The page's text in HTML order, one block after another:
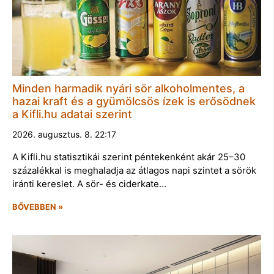
Minden harmadik nyári sör alkoholmentes, a
hazai kraft és a gyümölcsös ízek is erősödnek
a Kifli.hu adatai szerint
2026. augusztus. 8. 22:17
A Kifli.hu statisztikái szerint péntekenként akár 25–30
százalékkal is meghaladja az átlagos napi szintet a sörök
iránti kereslet. A sör- és ciderkate…
BŐVEBBEN »